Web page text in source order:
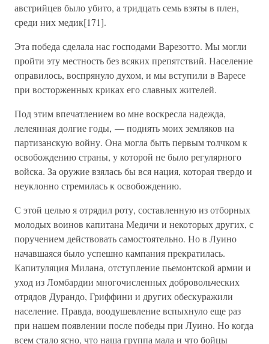
австрийцев было убито, а тридцать семь взяты в плен,
среди них медик[171].
Эта победа сделала нас господами Варезотто. Мы могли
пройти эту местность без всяких препятствий. Население
оправилось, воспрянуло духом, и мы вступили в Варесе
при восторженных криках его славных жителей.
Под этим впечатлением во мне воскресла надежда,
лелеянная долгие годы, — поднять моих земляков на
партизанскую войну. Она могла быть первым толчком к
освобождению страны, у которой не было регулярного
войска. За оружие взялась бы вся нация, которая твердо и
неуклонно стремилась к освобождению.
С этой целью я отрядил роту, составленную из отборных
молодых воинов капитана Медичи и некоторых других, с
поручением действовать самостоятельно. Но в Луино
начавшаяся было успешно кампания прекратилась.
Капитуляция Милана, отступление пьемонтской армии и
уход из Ломбардии многочисленных добровольческих
отрядов Дурандо, Гриффини и других обескуражили
население. Правда, воодушевление вспыхнуло еще раз
при нашем появлении после победы при Луино. Но когда
всем стало ясно, что наша группа мала и что бойцы